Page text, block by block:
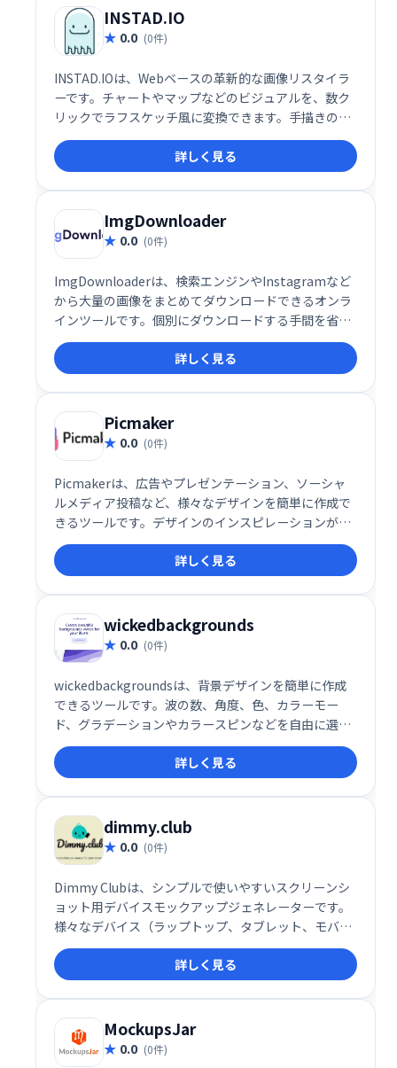
INSTAD.IO
0.0 (0件)
INSTAD.IOは、Webベースの革新的な画像リスタイラ
ーです。チャートやマップなどのビジュアルを、数ク
リックでラフスケッチ風に変換できます。手描きの質
感を簡単に再現し、デザインの幅を広げます。
詳しく見る
ImgDownloader
0.0 (0件)
ImgDownloaderは、検索エンジンやInstagramなど
から大量の画像をまとめてダウンロードできるオンラ
インツールです。個別にダウンロードする手間を省
き、効率的に画像収集を可能にします。JPEG、PNG、
GIF、MP4動画など、様々な形式の画像に対応し、
Instagramからのダウンロードにも対応しています。
大量の画像が必要なユーザーにとって、
ImgDownloaderは非常に便利なツールです。
詳しく見る
Picmaker
0.0 (0件)
Picmakerは、広告やプレゼンテーション、ソーシャ
ルメディア投稿など、様々なデザインを簡単に作成で
きるツールです。デザインのインスピレーションが必
要な時、Picmakerが最短ルートであなたのアイデア
を実現します。直感的な操作で、プロフェッショナル
なデザインを素早く作成できます。
詳しく見る
wickedbackgrounds
0.0 (0件)
wickedbackgroundsは、背景デザインを簡単に作成
できるツールです。波の数、角度、色、カラーモー
ド、グラデーションやカラースピンなどを自由に選択
し、思い通りの背景デザインを生成できます。 直感的
な操作で、様々なデザインニーズに対応します。
詳しく見る
dimmy.club
0.0 (0件)
Dimmy Clubは、シンプルで使いやすいスクリーンシ
ョット用デバイスモックアップジェネレーターです。
様々なデバイス（ラップトップ、タブレット、モバイ
ル）と背景色から選択し、数秒でウェブサイトのモッ
クアップを作成できます。クリーンで洗練されたモッ
クアップが必要な方に最適です。
詳しく見る
MockupsJar
0.0 (0件)